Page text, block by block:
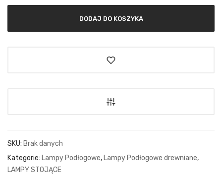
DODAJ DO KOSZYKA
SKU: Brak danych
Kategorie: Lampy Podłogowe, Lampy Podłogowe drewniane,
LAMPY STOJĄCE